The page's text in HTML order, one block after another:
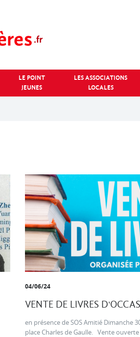
LE POINT
JEUNES
LES ASSOCIATIONS
LOCALES
04/06/24
VENTE DE LIVRES
en présence de SOS Amitié Dimanche
place Charles de Gaulle. Vente